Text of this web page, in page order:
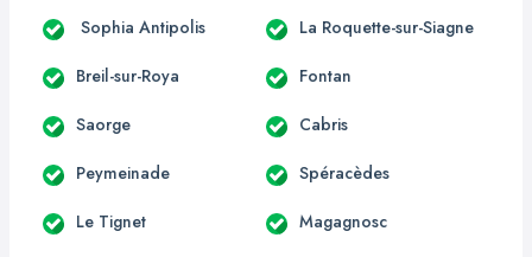
Sophia Antipolis La Roquette-sur-Siagne
Breil-sur-Roya Fontan
Saorge Cabris
Peymeinade Spéracèdes
Le Tignet Magagnosc